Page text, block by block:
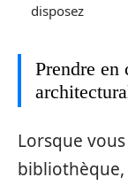
disposez
Prendre en
Lorsque